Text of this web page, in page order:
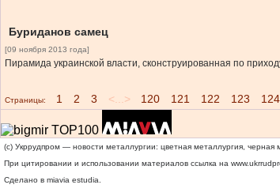
Буриданов самец
[09 ноября 2013 года]
Пирамида украинской власти, сконструированная по
Страницы: 1 2 3 <...> 120 121 122 123 124
(c) Укррудпром — новости металлургии: цветная металлургия, черная
При цитировании и использовании материалов ссылка на
Сделано в miavia estudia.